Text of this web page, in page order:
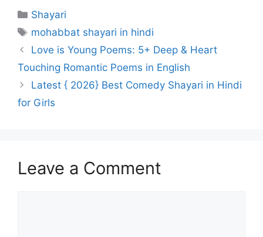
Categories
Shayari
Tags
mohabbat shayari in hindi
Love is Young Poems: 5+ Deep & Heart
Touching Romantic Poems in English
Latest { 2026} Best Comedy Shayari in Hindi
for Girls
Leave a Comment